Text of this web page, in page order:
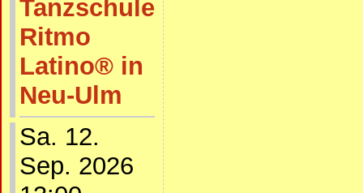
Tanzschule
Ritmo
Latino® in
Neu-Ulm
Sa. 12.
Sep. 2026